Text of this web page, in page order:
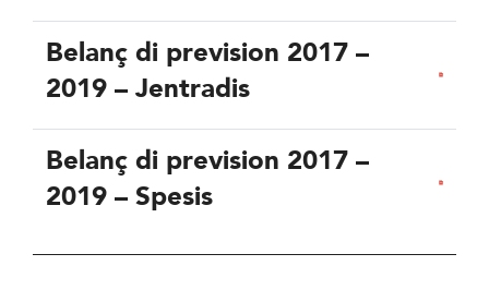
Belanç di prevision 2017 –
2019 – Jentradis
Belanç di prevision 2017 –
2019 – Spesis